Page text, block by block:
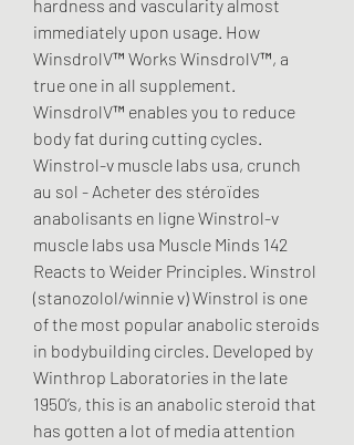
hardness and vascularity almost
immediately upon usage. How
WinsdrolV™ Works WinsdrolV™, a
true one in all supplement.
WinsdrolV™ enables you to reduce
body fat during cutting cycles.
Winstrol-v muscle labs usa, crunch
au sol - Acheter des stéroïdes
anabolisants en ligne Winstrol-v
muscle labs usa Muscle Minds 142
Reacts to Weider Principles. Winstrol
(stanozolol/winnie v) Winstrol is one
of the most popular anabolic steroids
in bodybuilding circles. Developed by
Winthrop Laboratories in the late
1950’s, this is an anabolic steroid that
has gotten a lot of media attention